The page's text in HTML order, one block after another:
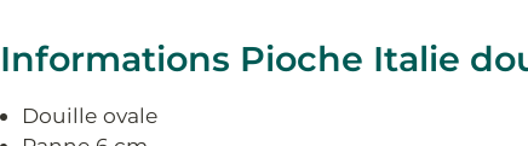
Informations Pioche Italie
Douille ovale